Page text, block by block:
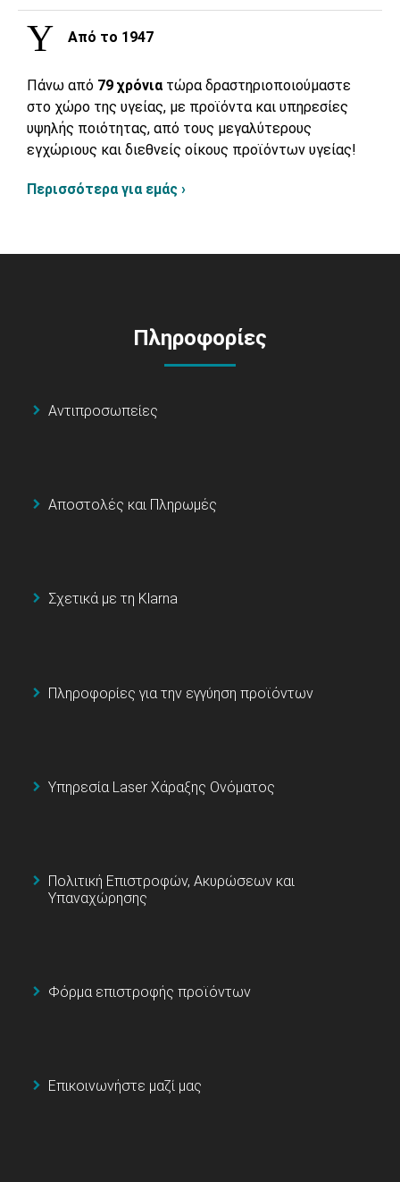
Από το 1947
Πάνω από 79 χρόνια τώρα δραστηριοποιούμαστε
στο χώρο της υγείας, με προϊόντα και υπηρεσίες
υψηλής ποιότητας, από τους μεγαλύτερους
εγχώριους και διεθνείς οίκους προϊόντων υγείας!
Περισσότερα για εμάς ›
Πληροφορίες
Αντιπροσωπείες
Αποστολές και Πληρωμές
Σχετικά με τη Klarna
Πληροφορίες για την εγγύηση προϊόντων
Υπηρεσία Laser Χάραξης Ονόματος
Πολιτική Επιστροφών, Ακυρώσεων και
Υπαναχώρησης
Φόρμα επιστροφής προϊόντων
Επικοινωνήστε μαζί μας